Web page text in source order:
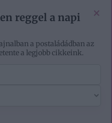
×
reggel a napi
a postaládádban az
a legjobb cikkeink.